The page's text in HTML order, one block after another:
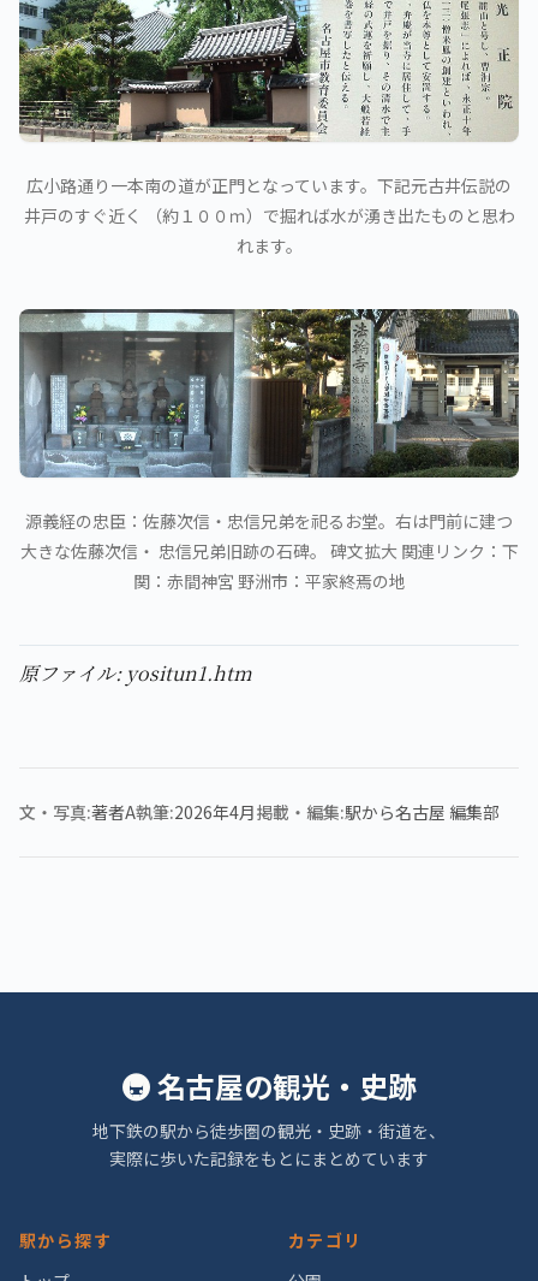
広小路通り一本南の道が正門となっています。下記元古井伝説の
井戸のすぐ近く （約１００ｍ）で掘れば水が湧き出たものと思わ
れます。
源義経の忠臣：佐藤次信・忠信兄弟を祀るお堂。右は門前に建つ
大きな佐藤次信・ 忠信兄弟旧跡の石碑。 碑文拡大 関連リンク：下
関：赤間神宮 野洲市：平家終焉の地
原ファイル: yositun1.htm
文・写真 著者A執筆 2026年4月掲載・編集 駅から名古屋 編集部
🚇 名古屋の観光・史跡
地下鉄の駅から徒歩圏の観光・史跡・街道を、
実際に歩いた記録をもとにまとめています
駅から探す
カテゴリ